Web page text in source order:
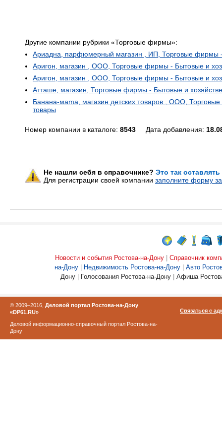
Другие компании рубрики «Торговые фирмы»:
Ариадна, парфюмерный магазин , ИП, Торговые фирмы
Аригон, магазин , ООО, Торговые фирмы - Бытовые и
Аригон, магазин , ООО, Торговые фирмы - Бытовые и
Атташе, магазин, Торговые фирмы - Бытовые и
Банана-мama, магазин детских товаров , ООО,
товары
Номер компании в каталоге: 8543 Дата добавления:
Не нашли себя в справочнике? Это так
Для регистрации своей компании заполните форму
Новости и события Ростова-на-Дону
Справочник
на-Дону
Недвижимость Ростова-на-Дону
Авто
Дону
Голосования Ростова-на-Дону Афиша
© 2009–2016, Деловой портал Ростова-на-Дону
«DP61.RU»
Деловой информационно-справочный портал Ростова-на-
Дону
Связаться с